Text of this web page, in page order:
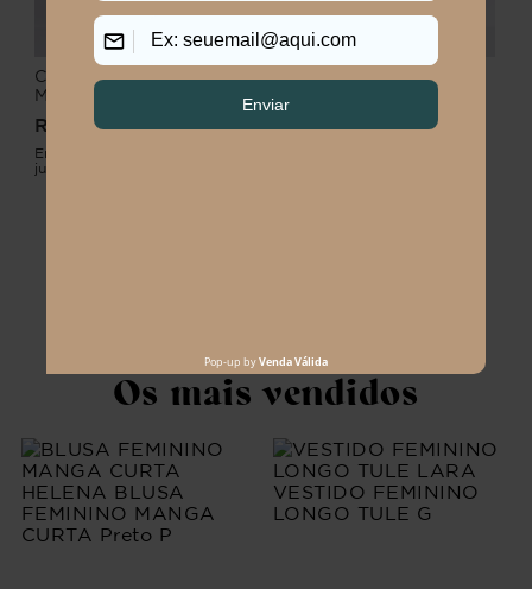
CAMISA FEMININO
MANGA CURTA
R$ 179,90
Em até
juros
ALFAIATARIA ATENA
R$179,90
Os mais vendidos